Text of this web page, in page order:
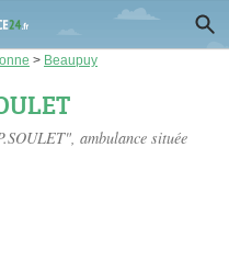
> Beaupuy
ambulance située